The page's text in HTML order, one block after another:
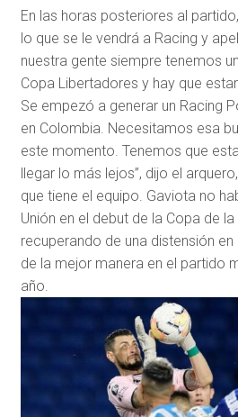
En las horas posteriores al
lo que se le vendrá a Racing y
nuestra gente siempre tenemos
Copa Libertadores y hay que
Se empezó a generar un Racing
en Colombia. Necesitamos esa
este momento. Tenemos que
llegar lo más lejos”, dijo el
que tiene el equipo. Gaviota no
Unión en el debut de la Copa de
recuperando de una distensión
de la mejor manera en el partido
año.